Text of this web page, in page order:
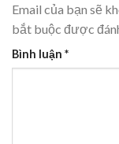
Email của bạn sẽ
bắt buộc được
Bình luận *